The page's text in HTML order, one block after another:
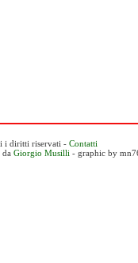
i diritti riservati - Contatti
da Giorgio Musilli - graphic by